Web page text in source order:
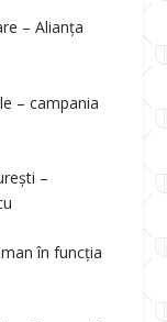
– Alianța
– campania
–
în funcția